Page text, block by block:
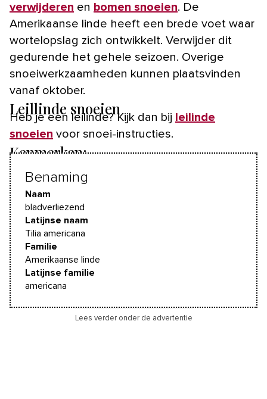
verwijderen en bomen snoeien. De
Amerikaanse linde heeft een brede voet waar
wortelopslag zich ontwikkelt. Verwijder dit
gedurende het gehele seizoen. Overige
snoeiwerkzaamheden kunnen plaatsvinden
vanaf oktober.
Leillinde snoeien
Heb je een leilinde? Kijk dan bij leilinde
snoeien voor snoei-instructies.
Kenmerken:
Benaming
Naam
bladverliezend
Latijnse naam
Tilia americana
Familie
Amerikaanse linde
Latijnse familie
americana
Lees verder onder de advertentie